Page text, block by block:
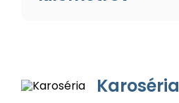
Karoséria